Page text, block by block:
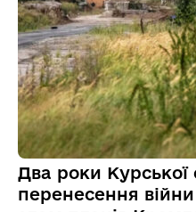
Два роки Курської
перенесення